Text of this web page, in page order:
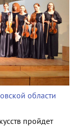
области
пройдет